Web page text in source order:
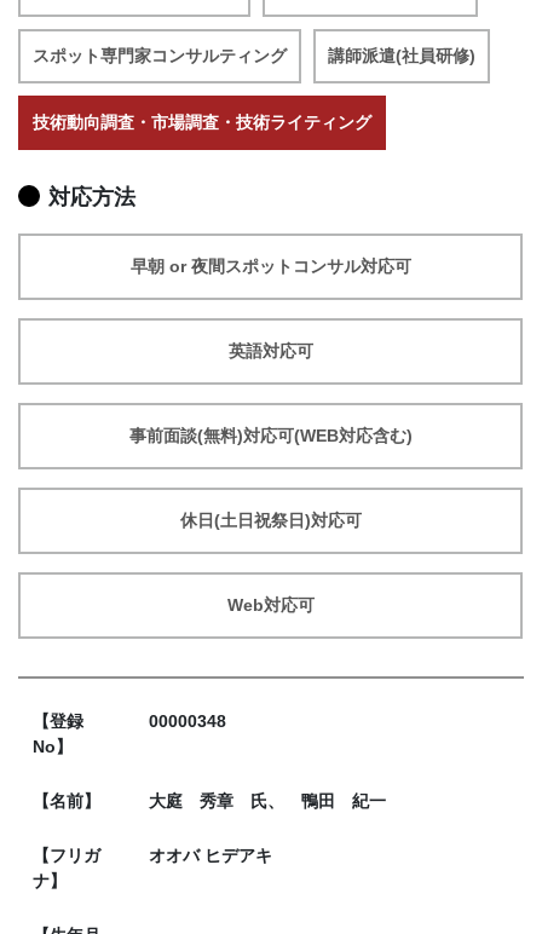
スポット専門家コンサルティング 講師派遣(社員研修)
技術動向調査・市場調査・技術ライティング
対応方法
早朝 or 夜間スポットコンサル対応可
英語対応可
事前面談(無料)対応可(WEB対応含む)
休日(土日祝祭日)対応可
Web対応可
【登録
No】
00000348
【名前】 大庭 秀章 氏、 鴨田 紀一
【フリガ
ナ】
オオバ ヒデアキ